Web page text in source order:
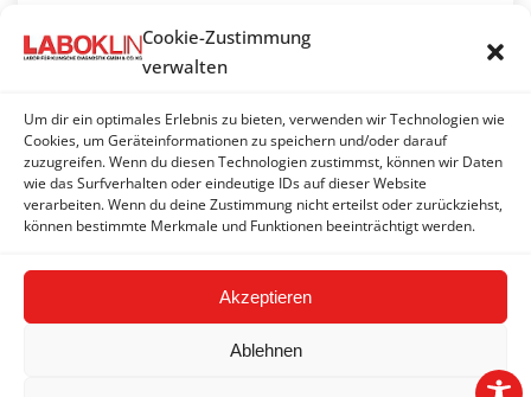
Cookie-Zustimmung
verwalten
Um dir ein optimales Erlebnis zu bieten, verwenden wir Technologien wie
Cookies, um Geräteinformationen zu speichern und/oder darauf
zuzugreifen. Wenn du diesen Technologien zustimmst, können wir Daten
wie das Surfverhalten oder eindeutige IDs auf dieser Website
verarbeiten. Wenn du deine Zustimmung nicht erteilst oder zurückziehst,
können bestimmte Merkmale und Funktionen beeinträchtigt werden.
Akzeptieren
Ablehnen
m und Mosaike)
S-Lokus (Weißscheckung, Piebald)
Saddle-tan
Ticking (Tüpfelung, Stichelung, Schimmelung)